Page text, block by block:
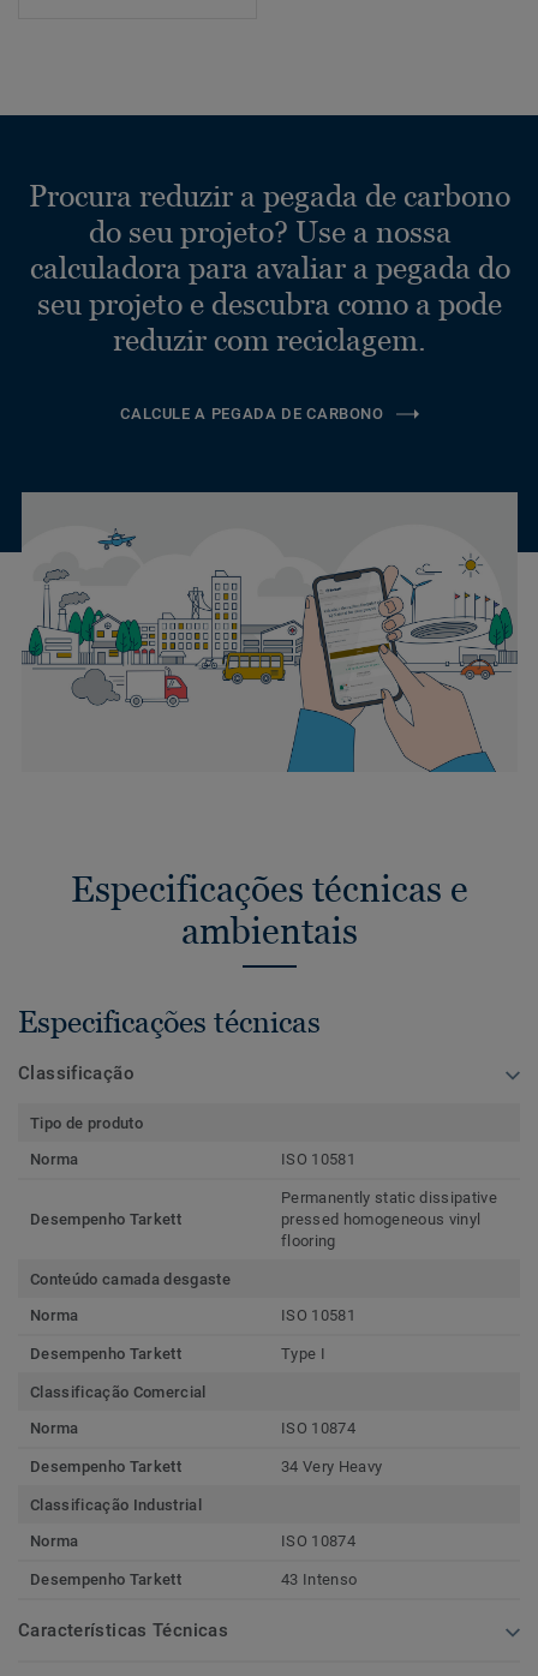
Procura reduzir a pegada de carbono
do seu projeto? Use a nossa
calculadora para avaliar a pegada do
seu projeto e descubra como a pode
reduzir com reciclagem.
CALCULE A PEGADA DE CARBONO
Especificações técnicas e
ambientais
Especificações técnicas
Classificação
Tipo de produto
Norma
ISO 10581
Desempenho Tarkett
Permanently static dissipative
pressed homogeneous vinyl
flooring
Conteúdo camada desgaste
Norma
ISO 10581
Desempenho Tarkett Type I
Classificação Comercial
Norma
ISO 10874
Desempenho Tarkett 34 Very Heavy
Classificação Industrial
Norma
ISO 10874
Desempenho Tarkett 43 Intenso
Características Técnicas